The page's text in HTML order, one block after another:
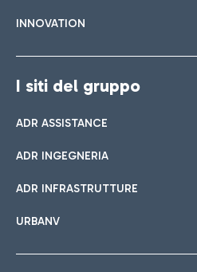
INNOVATION
I siti del gruppo
ADR ASSISTANCE
ADR INGEGNERIA
ADR INFRASTRUTTURE
URBANV